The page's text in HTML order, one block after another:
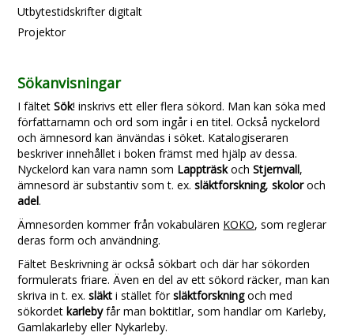
Utbytestidskrifter digitalt
Projektor
Sökanvisningar
I fältetSök! inskrivs ett eller flera sökord. Man kan söka med
författarnamn och ord som ingår i en titel. Också nyckelord
och ämnesord kan änvändas i söket. Katalogiseraren
beskriver innehållet i boken främst med hjälp av dessa.
Nyckelord kan vara namn som LappträskochStjernvall,
ämnesord är substantiv som t. ex.släktforskning,skoloroch
adel.
Ämnesorden kommer från vokabulären KOKO, som reglerar
deras form och användning.
Fältet Beskrivning är också sökbart och där har sökorden
formulerats friare. Även en del av ett sökord räcker, man kan
skriva in t. ex.släkti stället försläktforskningoch med
sökordetkarlebyfår man boktitlar, som handlar om Karleby,
Gamlakarleby eller Nykarleby.